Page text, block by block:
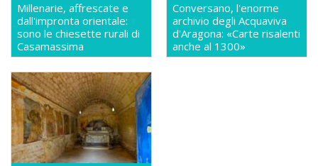
Millenarie, affrescate e
dall'impronta orientale:
sono le chiesette rurali di
Casamassima
Conversano, l'enorme
archivio degli Acquaviva
d'Aragona: «Carte risalenti
anche al 1300»